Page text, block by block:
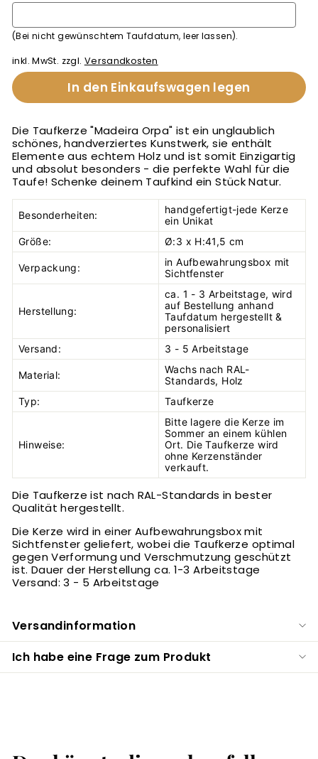
(Bei nicht gewünschtem Taufdatum, leer lassen).
inkl. MwSt. zzgl. Versandkosten
In den Einkaufswagen legen
Die Taufkerze "Madeira Orpa" ist ein unglaublich
schönes, handverziertes Kunstwerk, sie enthält
Elemente aus echtem Holz und ist somit Einzigartig
und absolut besonders - die perfekte Wahl für die
Taufe! Schenke deinem Taufkind ein Stück Natur.
Besonderheiten:
handgefertigt-jede Kerze
ein Unikat
Größe:
Ø:3 x H:41,5 cm
Verpackung:
in Aufbewahrungsbox mit
Sichtfenster
Herstellung:
ca. 1 - 3 Arbeitstage, wird
auf Bestellung anhand
Taufdatum hergestellt &
personalisiert
Versand:
3 - 5 Arbeitstage
Material:
Wachs nach RAL-
Standards, Holz
Typ:
Taufkerze
Hinweise:
Bitte lagere die Kerze im
Sommer an einem kühlen
Ort. Die Taufkerze wird
ohne Kerzenständer
verkauft.
Die Taufkerze ist nach RAL-Standards in bester
Qualität hergestellt.
Die Kerze wird in einer Aufbewahrungsbox mit
Sichtfenster geliefert, wobei die Taufkerze optimal
gegen Verformung und Verschmutzung geschützt
ist. Dauer der Herstellung ca. 1-3 Arbeitstage
Versand: 3 - 5 Arbeitstage
Versandinformation
Ich habe eine Frage zum Produkt